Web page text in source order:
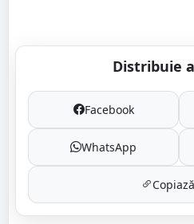
Distribuie
Facebook
WhatsApp